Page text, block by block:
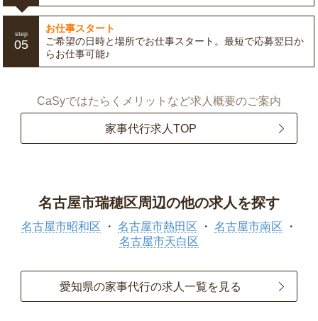
step
05
お仕事スタート
ご希望の日時と場所でお仕事スタート。最短で応募翌日か
らお仕事可能♪
CaSyではたらくメリットなど求人概要のご案内
家事代行求人TOP
名古屋市瑞穂区周辺の他の求人を探す
名古屋市昭和区 名古屋市熱田区
名古屋市南区
名古屋市天白区
愛知県の家事代行の求人一覧を見る